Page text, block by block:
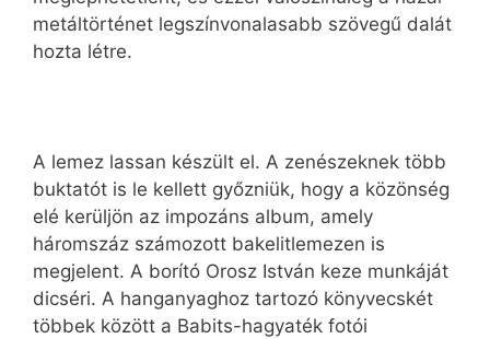
metáltörténet legszínvonalasabb szövegű dalát
hozta létre.
A lemez lassan készült el. A zenészeknek több
buktatót is le kellett győzniük, hogy a közönség
elé kerüljön az impozáns album, amely
háromszáz számozott bakelitlemezen is
megjelent. A borító Orosz István keze munkáját
dicséri. A hanganyaghoz tartozó könyvecskét
többek között a Babits-hagyaték fotói